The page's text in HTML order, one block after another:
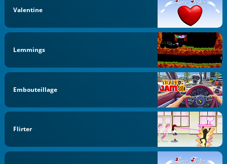
Valentine
Lemmings
Embouteillage
Flirter